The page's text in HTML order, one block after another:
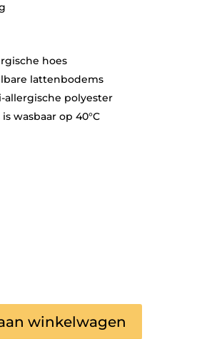
hoes
lattenbodems
polyester
wasbaar op 40°C
winkelwagen